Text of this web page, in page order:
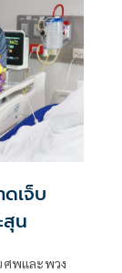
เจ็บ
ระสุน
ศพและพวง